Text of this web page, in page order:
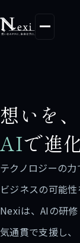
スタッフ紹介
想いを、
AIで進
テクノロジーの力
ビジネスの可能性
Nexiは、AIの研
気通貫で支援し、